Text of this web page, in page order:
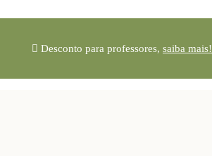
Desconto para professores, saiba mais!